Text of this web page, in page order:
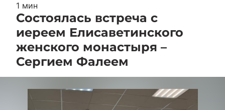
1 мин
Состоялась встреча с
иереем Елисаветинского
женского монастыря –
Сергием Фалеем